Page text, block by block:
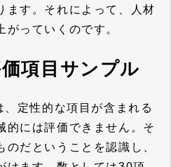
ます。それによって、人材
っていくのです。
項目サンプル
定性的な項目が含まれる
的には評価できません。そ
だということを認識し、